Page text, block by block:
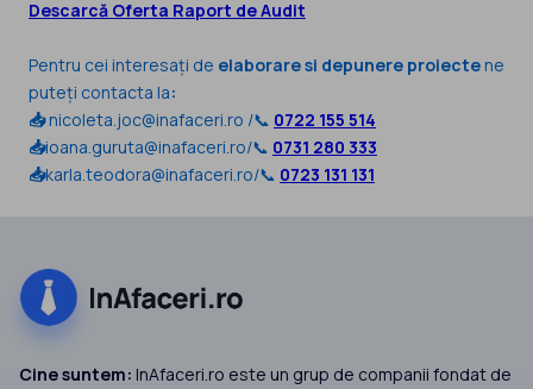
Descarcă Oferta Raport de Audit
Pentru cei interesați de elaborare si depunere proiectene
puteți contacta la:
📥nicoleta.joc@inafaceri.ro /📞 0722 155 514
📥ioana.guruta@inafaceri.ro/📞 0731 280 333
📥karla.teodora@inafaceri.ro/📞 0723 131 131
Cine suntem: InAfaceri.ro este un grup de companii fondat de